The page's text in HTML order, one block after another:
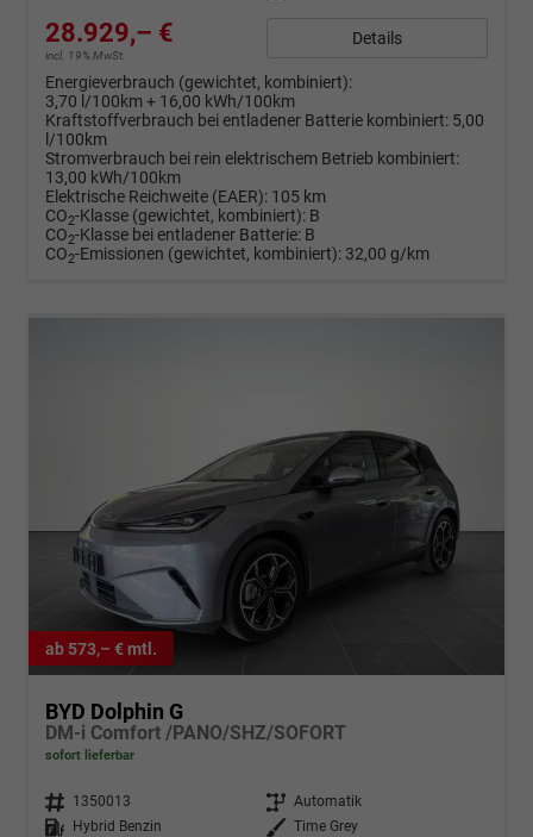
28.929,– €
incl. 19% MwSt.
Details
Energieverbrauch (gewichtet, kombiniert):
3,70 l/100km + 16,00 kWh/100km
Kraftstoffverbrauch bei entladener Batterie kombiniert: 5,00
l/100km
Stromverbrauch bei rein elektrischem Betrieb kombiniert:
13,00 kWh/100km
Elektrische Reichweite (EAER): 105 km
CO2-Klasse (gewichtet, kombiniert): B
CO2-Klasse bei entladener Batterie: B
CO2-Emissionen (gewichtet, kombiniert): 32,00 g/km
ab 573,– € mtl.
BYD Dolphin G
DM-i Comfort /PANO/SHZ/SOFORT
sofort lieferbar
Fahrzeugnr. 1350013 Getriebe Automatik
Kraftstoff
Hybrid Benzin Außenfarbe Time Grey